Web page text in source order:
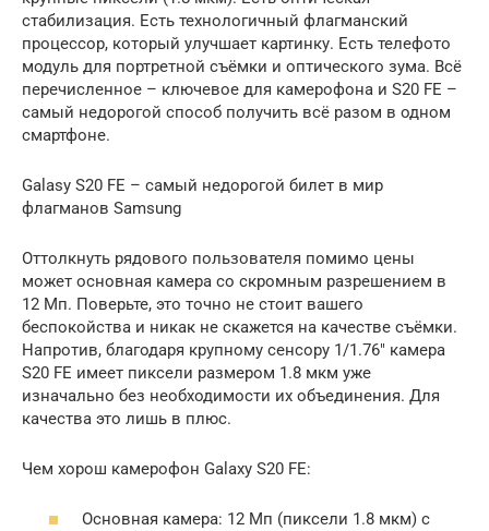
стабилизация. Есть технологичный флагманский
процессор, который улучшает картинку. Есть телефото
модуль для портретной съёмки и оптического зума. Всё
перечисленное – ключевое для камерофона и S20 FE –
самый недорогой способ получить всё разом в одном
смартфоне.
Galasy S20 FE – самый недорогой билет в мир
флагманов Samsung
Оттолкнуть рядового пользователя помимо цены
может основная камера со скромным разрешением в
12 Мп. Поверьте, это точно не стоит вашего
беспокойства и никак не скажется на качестве съёмки.
Напротив, благодаря крупному сенсору 1/1.76″ камера
S20 FE имеет пиксели размером 1.8 мкм уже
изначально без необходимости их объединения. Для
качества это лишь в плюс.
Чем хорош камерофон Galaxy S20 FE:
Основная камера: 12 Мп (пиксели 1.8 мкм) с